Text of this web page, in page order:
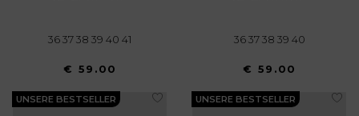
36 37 38 39 40 41
€ 59.00
36 37 38 39 40
€ 59.00
UNSERE BESTSELLER UNSERE BESTSELLER